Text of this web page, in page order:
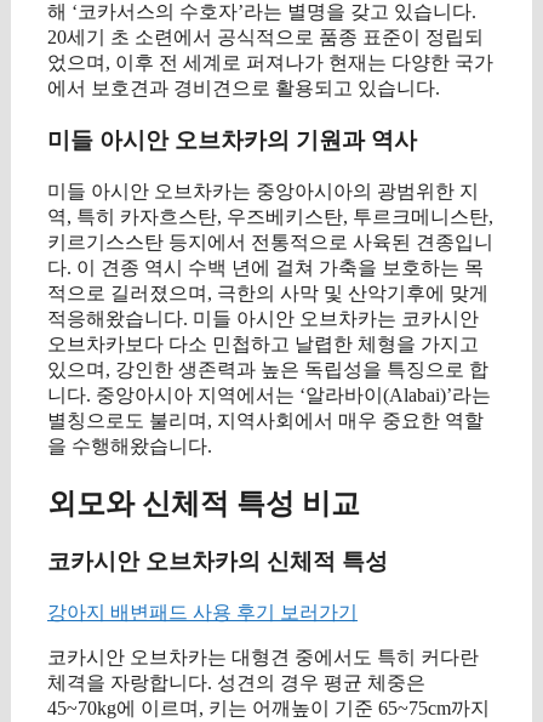
해 ‘코카서스의 수호자’라는 별명을 갖고 있습니다.
20세기 초 소련에서 공식적으로 품종 표준이 정립되
었으며, 이후 전 세계로 퍼져나가 현재는 다양한 국가
에서 보호견과 경비견으로 활용되고 있습니다.
미들 아시안 오브차카의 기원과 역사
미들 아시안 오브차카는 중앙아시아의 광범위한 지
역, 특히 카자흐스탄, 우즈베키스탄, 투르크메니스탄,
키르기스스탄 등지에서 전통적으로 사육된 견종입니
다. 이 견종 역시 수백 년에 걸쳐 가축을 보호하는 목
적으로 길러졌으며, 극한의 사막 및 산악기후에 맞게
적응해왔습니다. 미들 아시안 오브차카는 코카시안
오브차카보다 다소 민첩하고 날렵한 체형을 가지고
있으며, 강인한 생존력과 높은 독립성을 특징으로 합
니다. 중앙아시아 지역에서는 ‘알라바이(Alabai)’라는
별칭으로도 불리며, 지역사회에서 매우 중요한 역할
을 수행해왔습니다.
외모와 신체적 특성 비교
코카시안 오브차카의 신체적 특성
강아지 배변패드 사용 후기 보러가기
코카시안 오브차카는 대형견 중에서도 특히 커다란
체격을 자랑합니다. 성견의 경우 평균 체중은
45~70kg에 이르며, 키는 어깨높이 기준 65~75cm까지